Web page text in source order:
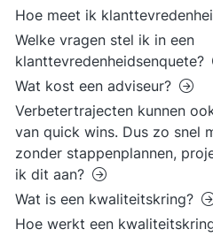
Hoe meet ik
Welke vragen stel ik in een
klanttevredenheidsenquete?
Wat kost een adviseur?
Verbetertrajecten kunnen
van quick wins. Dus zo snel
zonder stappenplannen,
ik dit aan?
Wat is een kwaliteitskring?
Hoe werkt een